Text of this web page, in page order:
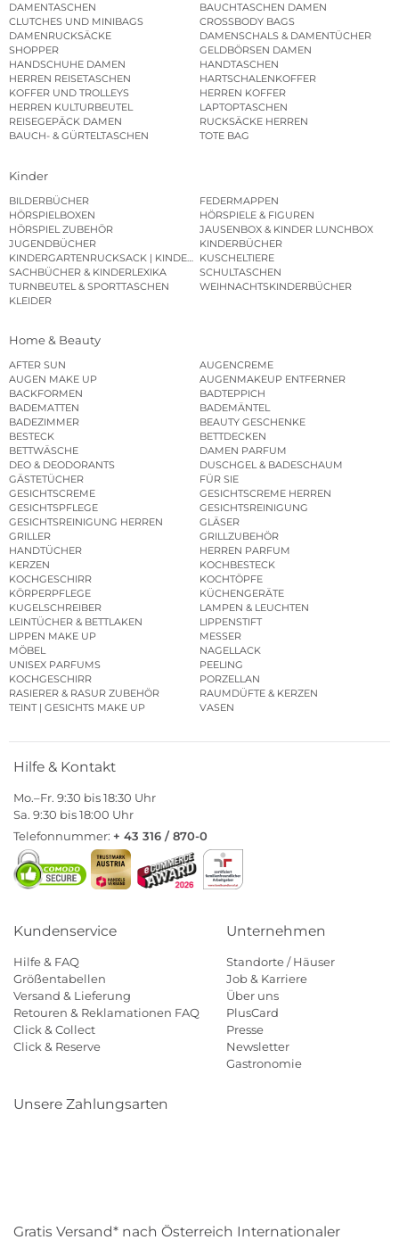
DAMENTASCHEN
BAUCHTASCHEN DAMEN
CLUTCHES UND MINIBAGS
CROSSBODY BAGS
DAMENRUCKSÄCKE
DAMENSCHALS & DAMENTÜCHER
SHOPPER
GELDBÖRSEN DAMEN
HANDSCHUHE DAMEN
HANDTASCHEN
HERREN REISETASCHEN
HARTSCHALENKOFFER
KOFFER UND TROLLEYS
HERREN KOFFER
HERREN KULTURBEUTEL
LAPTOPTASCHEN
REISEGEPÄCK DAMEN
RUCKSÄCKE HERREN
BAUCH- & GÜRTELTASCHEN
TOTE BAG
Kinder
BILDERBÜCHER
FEDERMAPPEN
HÖRSPIELBOXEN
HÖRSPIELE & FIGUREN
HÖRSPIEL ZUBEHÖR
JAUSENBOX & KINDER LUNCHBOX
JUGENDBÜCHER
KINDERBÜCHER
KINDERGARTENRUCKSACK | KINDERGARTENBEUTEL
KUSCHELTIERE
SACHBÜCHER & KINDERLEXIKA
SCHULTASCHEN
TURNBEUTEL & SPORTTASCHEN
WEIHNACHTSKINDERBÜCHER
KLEIDER
Home & Beauty
AFTER SUN
AUGENCREME
AUGEN MAKE UP
AUGENMAKEUP ENTFERNER
BACKFORMEN
BADTEPPICH
BADEMATTEN
BADEMÄNTEL
BADEZIMMER
BEAUTY GESCHENKE
BESTECK
BETTDECKEN
BETTWÄSCHE
DAMEN PARFUM
DEO & DEODORANTS
DUSCHGEL & BADESCHAUM
GÄSTETÜCHER
FÜR SIE
GESICHTSCREME
GESICHTSCREME HERREN
GESICHTSPFLEGE
GESICHTSREINIGUNG
GESICHTSREINIGUNG HERREN
GLÄSER
GRILLER
GRILLZUBEHÖR
HANDTÜCHER
HERREN PARFUM
KERZEN
KOCHBESTECK
KOCHGESCHIRR
KOCHTÖPFE
KÖRPERPFLEGE
KÜCHENGERÄTE
KUGELSCHREIBER
LAMPEN & LEUCHTEN
LEINTÜCHER & BETTLAKEN
LIPPENSTIFT
LIPPEN MAKE UP
MESSER
MÖBEL
NAGELLACK
UNISEX PARFUMS
PEELING
KOCHGESCHIRR
PORZELLAN
RASIERER & RASUR ZUBEHÖR
RAUMDÜFTE & KERZEN
TEINT | GESICHTS MAKE UP
VASEN
Hilfe & Kontakt
Mo.–Fr. 9:30 bis 18:30 Uhr
Sa. 9:30 bis 18:00 Uhr
Telefonnummer: + 43 316 / 870-0
Kundenservice
Hilfe & FAQ
Größentabellen
Versand & Lieferung
Retouren & Reklamationen FAQ
Click & Collect
Click & Reserve
Unternehmen
Standorte / Häuser
Job & Karriere
Über uns
PlusCard
Presse
Newsletter
Gastronomie
Unsere Zahlungsarten
Gratis Versand* nach Österreich Internationaler